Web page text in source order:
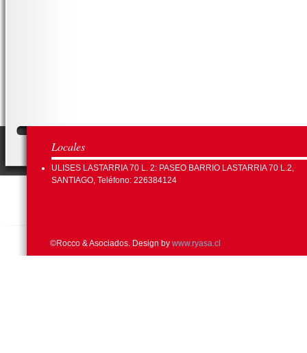
Locales
ULISES LASTARRIA 70 L. 2: PASEO BARRIO LASTARRIA 70 L.2,
SANTIAGO, Teléfono: 226384124
©Rocco & Asociados. Design by www.ryasa.cl